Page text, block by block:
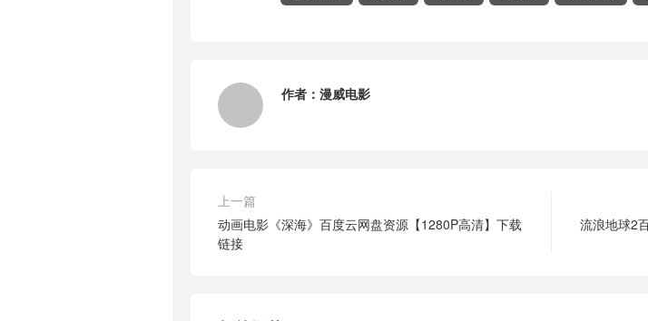
作者： 漫威电影
上一篇
动画电影《深海》百度云网盘资源【1280P高清】下载
链接
流浪地球2